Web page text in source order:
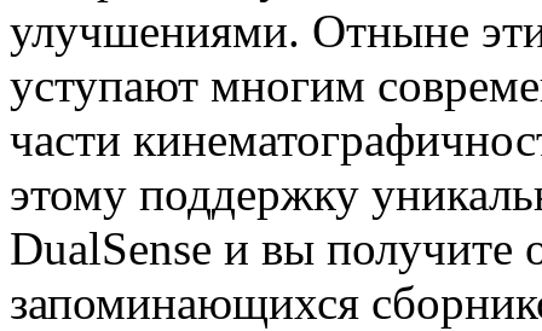
улучшениями. Отныне
уступают многим
части
этому поддержку
DualSense и вы получите
запоминающихся